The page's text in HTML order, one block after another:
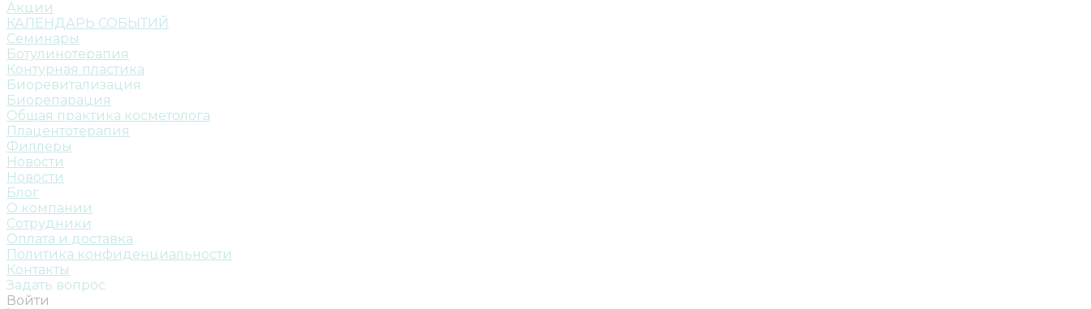
Акции
КАЛЕНДАРЬ СОБЫТИЙ
Семинары
Ботулинотерапия
Контурная пластика
Биоревитализация
Биорепарация
Общая практика косметолога
Плацентотерапия
Филлеры
Новости
Новости
Блог
О компании
Сотрудники
Оплата и доставка
Политика конфиденциальности
Контакты
Задать вопрос
Войти